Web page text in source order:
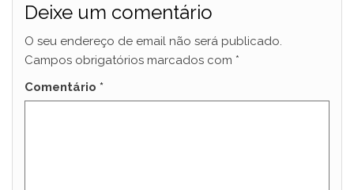
Deixe um comentário
O seu endereço de email não será publicado.
Campos obrigatórios marcados com *
Comentário *